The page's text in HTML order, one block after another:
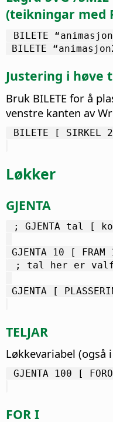
(teikningar med
BILETE
BILETE
Justering i høve
Bruk BILETE for å
venstre kanten av
BILETE [ SIRKEL
Løkker
GJENTA
; GJENTA tal [
GJENTA 10 [
; tal her er
GJENTA [
TELJAR
Løkkevariabel (også
GJENTA 100 [
FOR I